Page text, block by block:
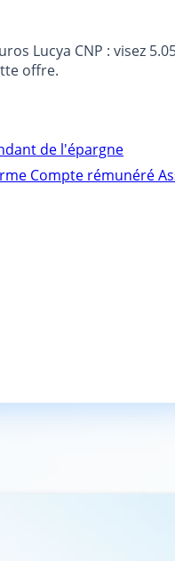
Lucya CNP : visez
offre.
de l'épargne
Compte rémunéré